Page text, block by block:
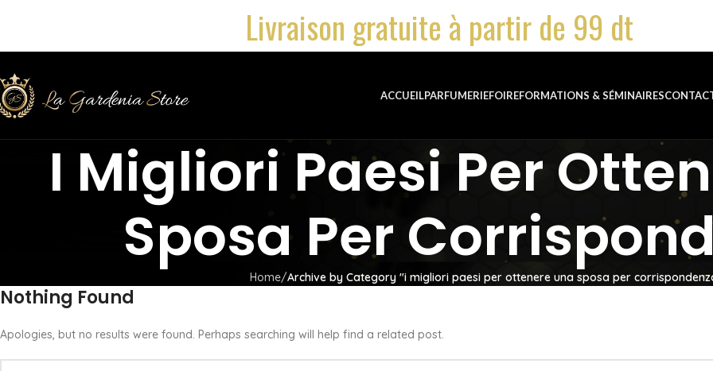
Livraison gratuite à partir de 99 dt
ACCUEILPARFUMERIEFOIREFORMATIONS & SÉMINAIRES
I Migliori Paesi Per
Sposa Per
Home Archive by Category "i migliori paesi per ottenere una sposa per
Nothing Found
Apologies, but no results were found. Perhaps searching will help find a related post.